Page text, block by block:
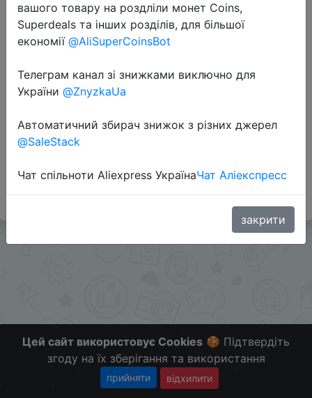
Sale
Перейти до магазину
#Eldorado #RU
t.me/%2B8jHVizJO6XY3M2Qy
Цей сайт використовує Cookies 🍪 Підтвердіть
згоду на їх зберігання та використання
прийняти відхилити
вашого товару на роздліли монет Coins,
Superdeals та інших розділів, для більшої
економії @AliSuperCoinsBot
Телеграм канал зі знижками виключно для
України @ZnyzkaUa
Автоматичний збирач знижок з різних джерел
@SaleStack
Чат спільноти Aliexpress УкраїнаЧат Аліекспресс
закрити